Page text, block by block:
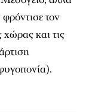
τον
και τις